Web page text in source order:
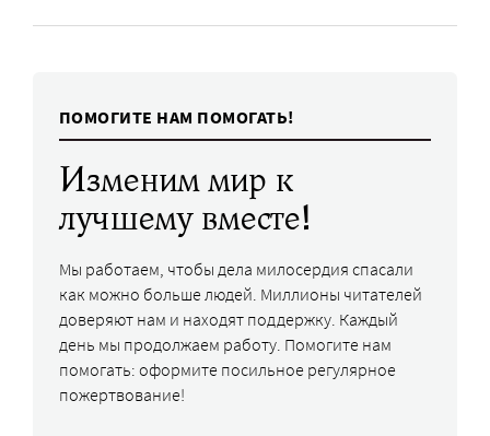
ПОМОГИТЕ НАМ ПОМОГАТЬ!
Изменим мир к
лучшему вместе!
Мы работаем, чтобы дела милосердия спасали
как можно больше людей. Миллионы читателей
доверяют нам и находят поддержку. Каждый
день мы продолжаем работу. Помогите нам
помогать: оформите посильное регулярное
пожертвование!